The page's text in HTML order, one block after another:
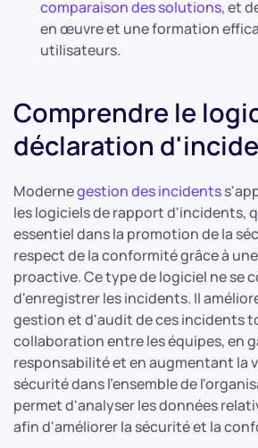
comparaison des solutions, et
en œuvre et une formation
utilisateurs.
Comprendre le
déclaration
Modernegestion des incidents
les logiciels de rapport d'incidents,
essentiel dans la promotion de la
respect de la conformité grâce à
proactive. Ce type de logiciel ne se
d'enregistrer les incidents. Il
gestion et d'audit de ces incidents
collaboration entre les équipes, en
responsabilité et en augmentant la
sécurité dans l'ensemble de
permet d'analyser les données
afin d'améliorer la sécurité et la